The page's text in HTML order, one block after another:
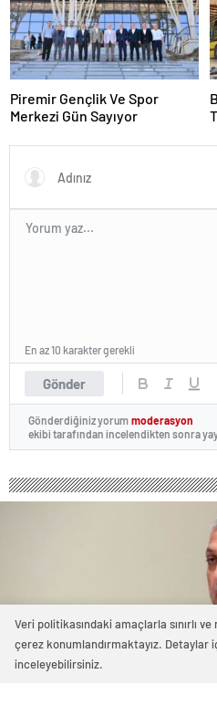
0 0
Piremir Gençlik Ve Spor
Merkezi Gün Sayıyor
Gönder
En az 10 karakter gerekli
Gönderdiğiniz yorum moderasyon
ekibi tarafından incelendikten sonra
0 0
Veri politikasındaki amaçlarla sınırlı
çerez konumlandırmaktayız. Detaylar
inceleyebilirsiniz.